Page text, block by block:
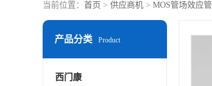
当前位置： 首页 > 供应商机 > MOS管场效应管
产品分类 Product
西门康